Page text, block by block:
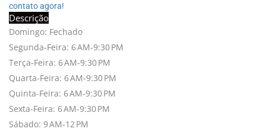
contato agora!
Descrição
Domingo: Fechado
Segunda-Feira: 6 AM-9:30 PM
Terça-Feira: 6 AM-9:30 PM
Quarta-Feira: 6 AM-9:30 PM
Quinta-Feira: 6 AM-9:30 PM
Sexta-Feira: 6 AM-9:30 PM
Sábado: 9 AM-12 PM